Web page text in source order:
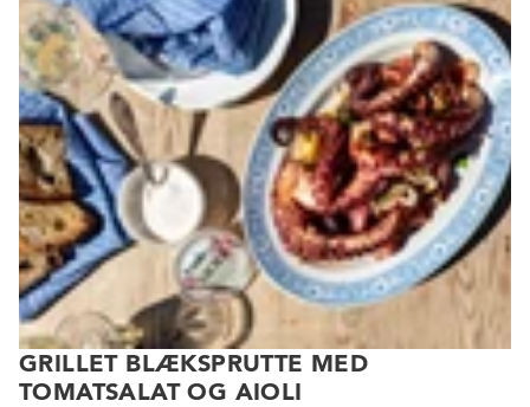
GRILLET BLÆKSPRUTTE MED
TOMATSALAT OG AIOLI